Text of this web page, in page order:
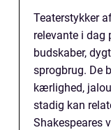
Teaterstykker
relevante i dag
budskaber,
sprogbrug. De
kærlighed,
stadig kan
Shakespeares